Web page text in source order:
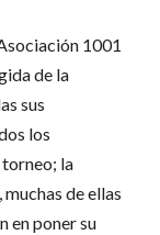
1001
de la
sus
los
la
de ellas
en poner su